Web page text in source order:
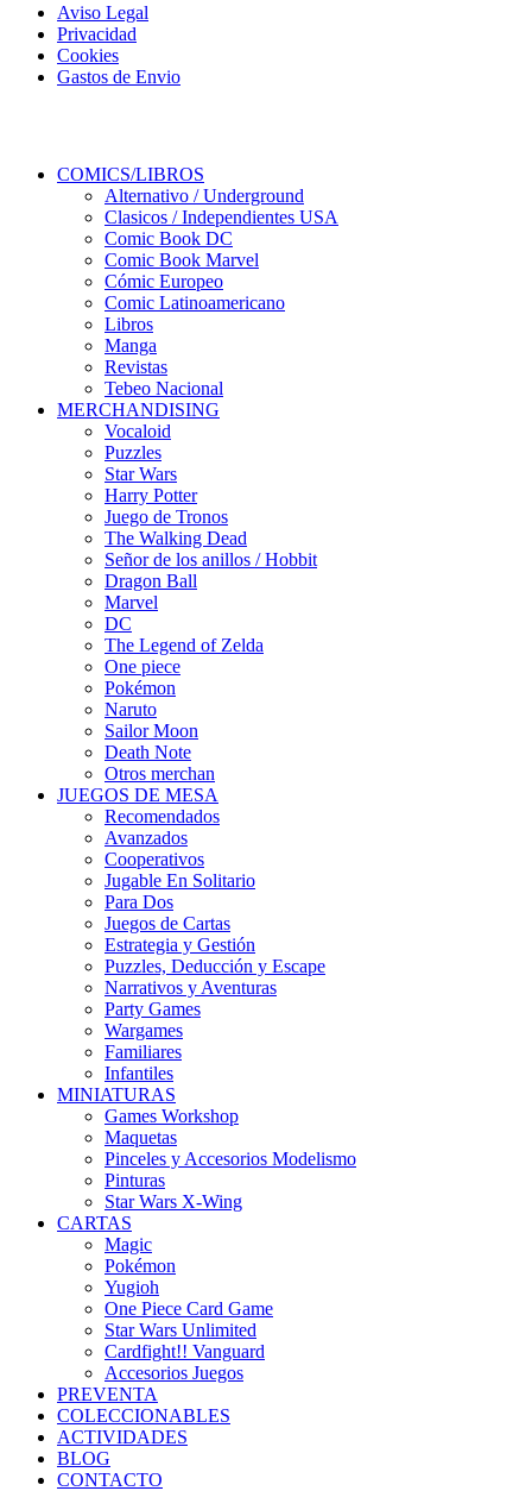
Aviso Legal
Privacidad
Cookies
Gastos de Envio
COMICS/LIBROS
Alternativo / Underground
Clasicos / Independientes USA
Comic Book DC
Comic Book Marvel
Cómic Europeo
Comic Latinoamericano
Libros
Manga
Revistas
Tebeo Nacional
MERCHANDISING
Vocaloid
Puzzles
Star Wars
Harry Potter
Juego de Tronos
The Walking Dead
Señor de los anillos / Hobbit
Dragon Ball
Marvel
DC
The Legend of Zelda
One piece
Pokémon
Naruto
Sailor Moon
Death Note
Otros merchan
JUEGOS DE MESA
Recomendados
Avanzados
Cooperativos
Jugable En Solitario
Para Dos
Juegos de Cartas
Estrategia y Gestión
Puzzles, Deducción y Escape
Narrativos y Aventuras
Party Games
Wargames
Familiares
Infantiles
MINIATURAS
Games Workshop
Maquetas
Pinceles y Accesorios Modelismo
Pinturas
Star Wars X-Wing
CARTAS
Magic
Pokémon
Yugioh
One Piece Card Game
Star Wars Unlimited
Cardfight!! Vanguard
Accesorios Juegos
PREVENTA
COLECCIONABLES
ACTIVIDADES
BLOG
CONTACTO